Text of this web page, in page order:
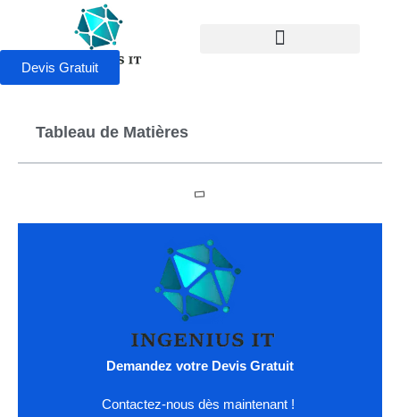
Devis Gratuit
Tableau de Matières
Demandez votre Devis Gratuit
Contactez-nous dès maintenant !